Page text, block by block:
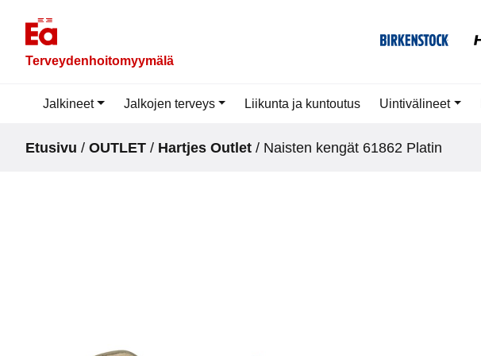
content
Terveydenhoitomyymälä
Jalkineet Jalkojen terveys Liikunta ja kuntoutus Uintivälineet
Etusivu / OUTLET / Hartjes Outlet / Naisten kengät 61862 Platin